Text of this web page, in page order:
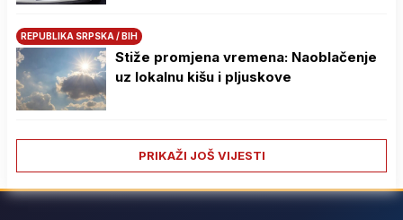
REPUBLIKA SRPSKA / BIH
Stiže promjena vremena: Naoblačenje
uz lokalnu kišu i pljuskove
PRIKAŽI JOŠ VIJESTI